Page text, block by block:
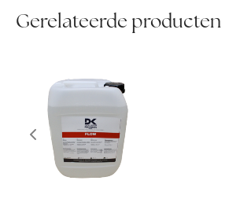
Gerelateerde producten